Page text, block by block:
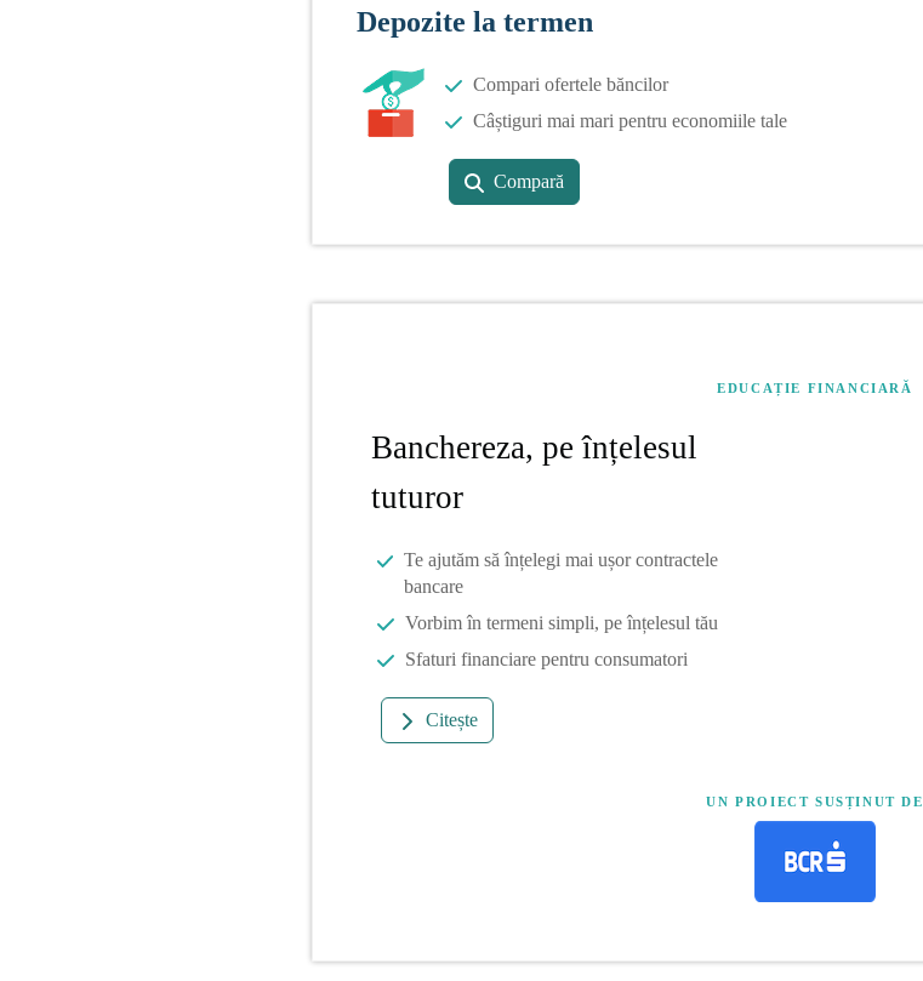
Depozite la termen
Compari ofertele băncilor
Câștiguri mai mari pentru economiile tale
Compară
EDUCAȚIE FINANCIARĂ
Banchereza, pe înțelesul
tuturor
Te ajutăm să înțelegi mai ușor contractele
bancare
Vorbim în termeni simpli, pe înțelesul tău
Sfaturi financiare pentru consumatori
Citește
UN PROIECT SUSȚINUT DE